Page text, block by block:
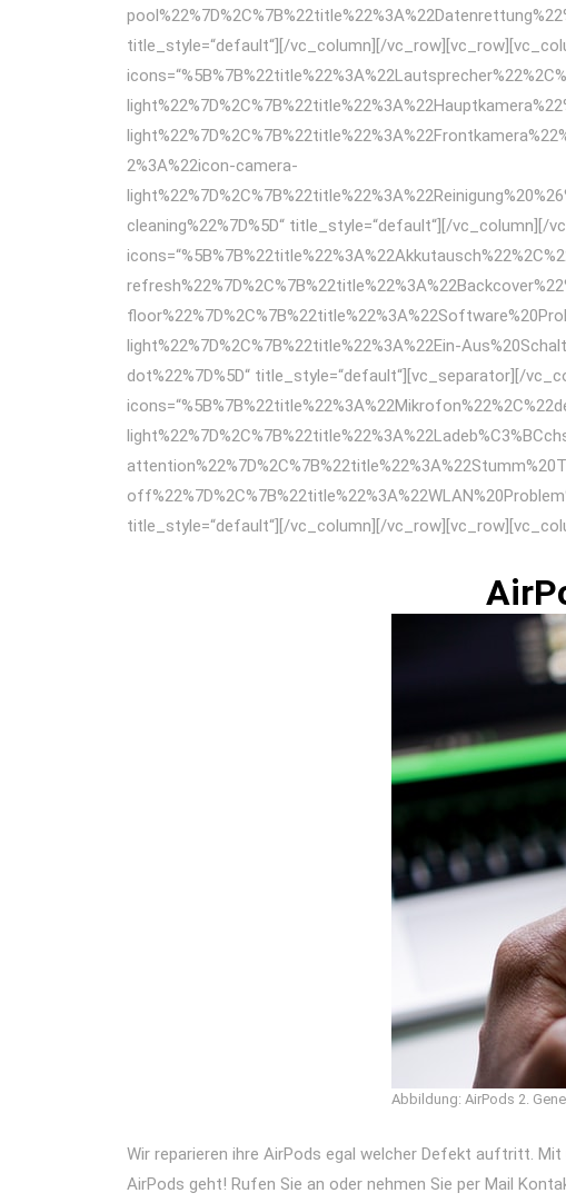
title_style=“default“][/vc_column][/
2%3A%22icon-camera-
cleaning%22%7D%5D“ title_style=“default“][/
light%22%7D%2C%7B%22title%22%3A%22Ein-
dot%22%7D%5D“ title_style=“default“][vc_separator][/
title_style=“default“][/vc_column][/
Abbildung: AirPods 2.
Wir reparieren ihre AirPods egal welcher Defekt auftritt.
AirPods geht! Rufen Sie an oder nehmen Sie per Mail